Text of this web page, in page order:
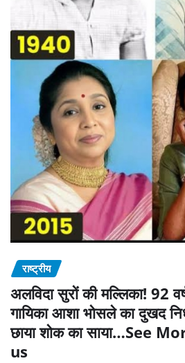
राष्ट्रीय
अलविदा सुरों की मल्लिका! 92
गायिका आशा भोसले का दुखद
छाया शोक का साया…See
us